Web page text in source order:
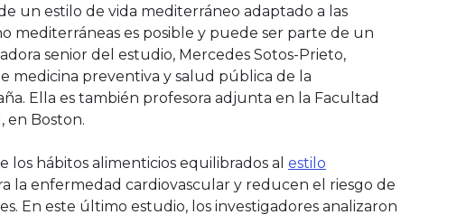
un estilo de vida mediterráneo adaptado a las
mediterráneas es posible y puede ser parte de un
senior del estudio, Mercedes Sotos-Prieto,
medicina preventiva y salud pública de la
Ella es también profesora adjunta en la Facultad
en Boston.
los hábitos alimenticios equilibrados al estilo
la enfermedad cardiovascular y reducen el riesgo de
En este último estudio, los investigadores analizaron